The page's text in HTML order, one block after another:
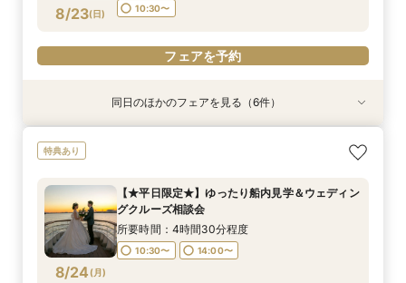
フェアを予約
フェアを予約
フェアを予約
フェアを予約
8/23(日) 10:30〜
フェアを予約
8/23(日)
【少人数での結婚式にオススメ！】じっくりご見
9:00〜
10:30〜
15:00〜
特典あり
8/23(日)
ここしかない★【船上で楽しむウェディングパー
ティー】豪華フレンチ試食×サンセットクルージ
所要時間：4時間30分程度
8/23(日)
【★土日限定★】ゆったり船内見学＆ウェディン
9:00〜
10:30〜
15:00〜
特典あり
8/23(日)
幸せの航海を♪【スイーツ×５０分クルーズ】１件
13:30〜
8/23(日)
9:00〜 10:30〜
8/23(日)
【オンライン相談会】お手軽３Dウォークでご見
10:30〜 13:00〜
同日のほかのフェアを見る（6件）
特典あり
8/24 (月)
【★平日限定★】ゆったり船内見学＆ウェディン
グクルーズ相談会
所要時間：4時間30分程度
10:30〜 14:00〜